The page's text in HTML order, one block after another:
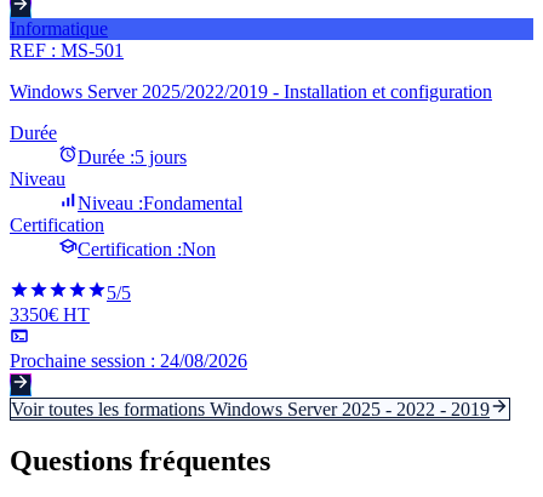
Informatique
REF : MS-501
Windows Server 2025/2022/2019 - Installation et configuration
Durée
Durée :5 jours
Niveau
Niveau :Fondamental
Certification
Certification :Non
5/5
3350€ HT
Prochaine session : 24/08/2026
Voir toutes les formations Windows Server 2025 - 2022 - 2019
Questions fréquentes